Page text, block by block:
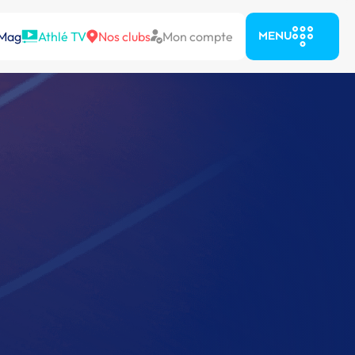
Athlé TV Nos clubs Mon compte MENU